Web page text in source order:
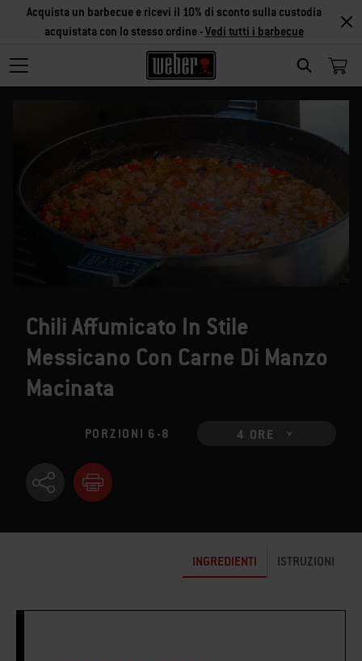
SEARCH
Acquista un barbecue e ricevi il 10% di sconto sulla custodia
acquistata con lo stesso ordine -Vedi tutti i barbecue
Chili Affumicato In Stile
Messicano Con Carne Di Manzo
Macinata
PORZIONI 6-8 4 ORE
INGREDIENTI ISTRUZIONI